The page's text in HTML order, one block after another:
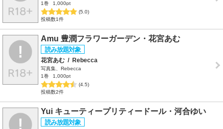
1巻
1,000pt
(5.0)
投稿数1件
Amu 豊潤フラワーガーデン・花宮あむ
花宮あむ / Rebecca
写真集、Rebecca
1巻
1,000pt
(4.5)
投稿数2件
Yui キューティープリティードール・河合ゆい